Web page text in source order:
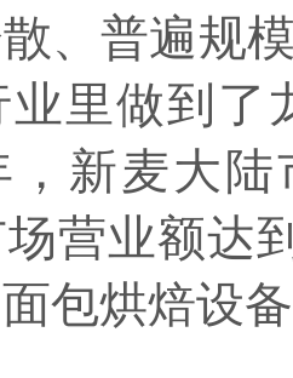
、普遍规
里做到了
，新麦大
营业额达
包烘焙设